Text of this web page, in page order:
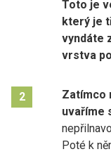
Toto je
který je
vyndáte
vrstva
2
Zatímco
uvaříme
Poté k